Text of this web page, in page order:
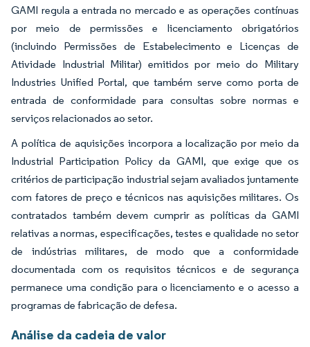
GAMI regula a entrada no mercado e as operações contínuas
por meio de permissões e licenciamento obrigatórios
(incluindo Permissões de Estabelecimento e Licenças de
Atividade Industrial Militar) emitidos por meio do Military
Industries Unified Portal, que também serve como porta de
entrada de conformidade para consultas sobre normas e
serviços relacionados ao setor.
A política de aquisições incorpora a localização por meio da
Industrial Participation Policy da GAMI, que exige que os
critérios de participação industrial sejam avaliados juntamente
com fatores de preço e técnicos nas aquisições militares. Os
contratados também devem cumprir as políticas da GAMI
relativas a normas, especificações, testes e qualidade no setor
de indústrias militares, de modo que a conformidade
documentada com os requisitos técnicos e de segurança
permanece uma condição para o licenciamento e o acesso a
programas de fabricação de defesa.
Análise da cadeia de valor